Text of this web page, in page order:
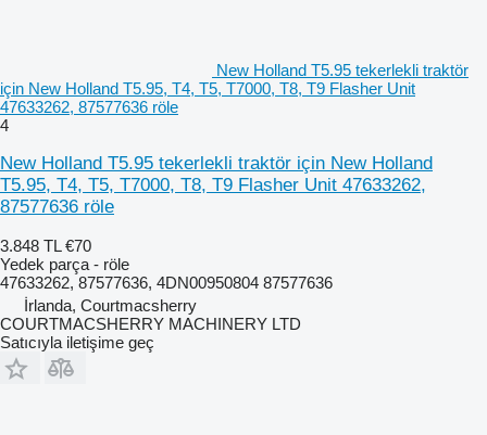
New Holland T5.95 tekerlekli traktör
için New Holland T5.95, T4, T5, T7000, T8, T9 Flasher Unit
47633262, 87577636 röle
4
New Holland T5.95 tekerlekli traktör için New Holland
T5.95, T4, T5, T7000, T8, T9 Flasher Unit 47633262,
87577636 röle
3.848 TL €70
Yedek parça - röle
47633262, 87577636, 4DN00950804 87577636
İrlanda, Courtmacsherry
COURTMACSHERRY MACHINERY LTD
Satıcıyla iletişime geç